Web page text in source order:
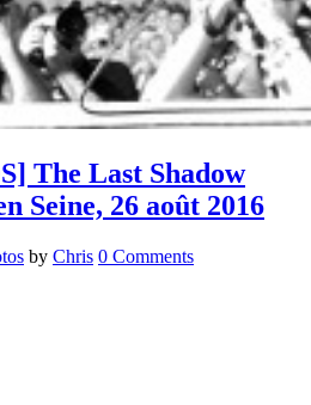
The Last Shadow
Seine, 26 août 2016
by Chris 0 Comments